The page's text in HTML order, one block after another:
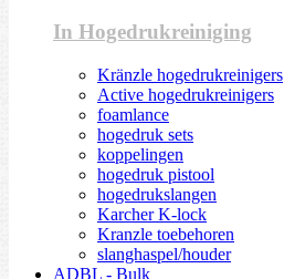
In Hogedrukreiniging
Kränzle hogedrukreinigers
Active hogedrukreinigers
foamlance
hogedruk sets
koppelingen
hogedruk pistool
hogedrukslangen
Karcher K-lock
Kranzle toebehoren
slanghaspel/houder
ADBL - Bulk